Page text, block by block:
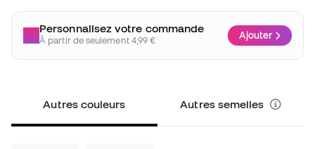
Personnalisez votre commande
À partir de seulement 4,99 € Ajouter
Autres couleurs Autres semelles